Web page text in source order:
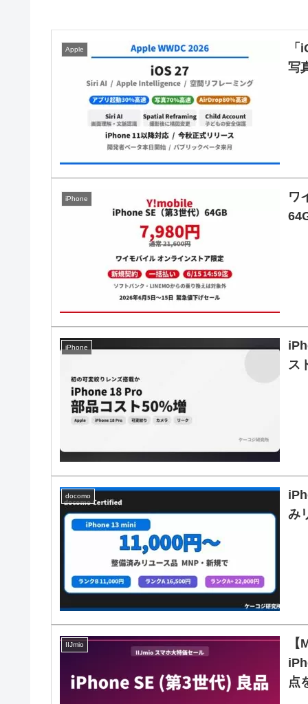
Apple
写
iPhone
ワ
iPhone
ス
docomo
み
IIJmio
点